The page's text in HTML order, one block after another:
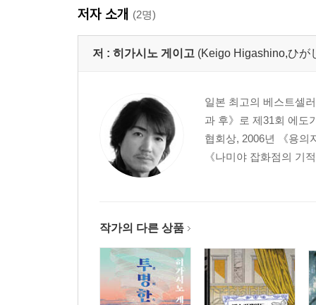
저자 소개 (2명)
저 : 히가시노 게이고 (Keigo Higashino,ひが
일본 최고의 베스트셀
과 후》로 제31회 에도
협회상, 2006년 《용의
《나미야 잡화점의 기
작가의 다른 상품